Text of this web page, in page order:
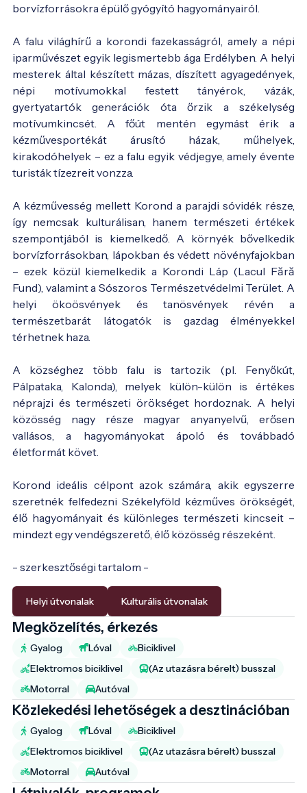
borvízforrásokra épülő gyógyító hagyományairól.
A falu világhírű a korondi fazekasságról, amely a népi
iparművészet egyik legismertebb ága Erdélyben. A helyi
mesterek által készített mázas, díszített agyagedények,
népi motívumokkal festett tányérok, vázák,
gyertyatartók generációk óta őrzik a székelység
motívumkincsét. A főút mentén egymást érik a
kézművesportékát árusító házak, műhelyek,
kirakodóhelyek – ez a falu egyik védjegye, amely évente
turisták tízezreit vonzza.
A kézművesség mellett Korond a parajdi sóvidék része,
így nemcsak kulturálisan, hanem természeti értékek
szempontjából is kiemelkedő. A környék bővelkedik
borvízforrásokban, lápokban és védett növényfajokban
– ezek közül kiemelkedik a Korondi Láp (Lacul Fără
Fund), valamint a Sószoros Természetvédelmi Terület. A
helyi ökoösvények és tanösvények révén a
természetbarát látogatók is gazdag élményekkel
térhetnek haza.
A községhez több falu is tartozik (pl. Fenyőkút,
Pálpataka, Kalonda), melyek külön-külön is értékes
néprajzi és természeti örökséget hordoznak. A helyi
közösség nagy része magyar anyanyelvű, erősen
vallásos, a hagyományokat ápoló és továbbadó
életformát követ.
Korond ideális célpont azok számára, akik egyszerre
szeretnék felfedezni Székelyföld kézműves örökségét,
élő hagyományait és különleges természeti kincseit –
mindezt egy vendégszerető, élő közösség részeként.
- szerkesztőségi tartalom -
Helyi útvonalak Kulturális útvonalak
Megközelítés, érkezés
Gyalog Lóval
Biciklivel
Elektromos biciklivel
(Az utazásra bérelt) busszal
Motorral
Autóval
Közlekedési lehetőségek a desztinációban
Gyalog Lóval
Biciklivel
Elektromos biciklivel
(Az utazásra bérelt) busszal
Motorral
Autóval